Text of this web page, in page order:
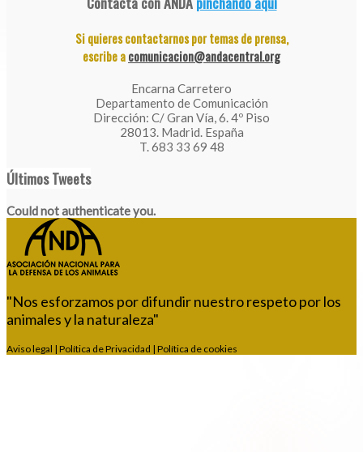
Si quieres contactarnos por temas de prensa,
escribe acomunicacion@andacentral.org
Encarna Carretero
Departamento de Comunicación
Dirección: C/ Gran Vía, 6. 4º Piso
28013. Madrid. España
T. 683 33 69 48
Últimos Tweets
Could not authenticate you.
"Nos esforzamos por difundir nuestro respeto por los
animales y la naturaleza"
Aviso legal | Política de Privacidad | Política de cookies